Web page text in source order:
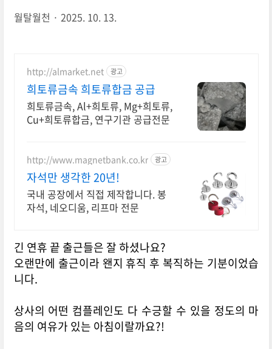
월탈월천 2025. 10. 13.
http://almarket.net 광고
희토류금속 희토류합금 공급
희토류금속, Al+희토류, Mg+희토류,
Cu+희토류합금, 연구기관 공급전문
http://www.magnetbank.co.kr 광고
자석만 생각한 20년!
국내 공장에서 직접 제작합니다. 봉
자석, 네오디움, 리프마 전문
긴 연휴 끝 출근들은 잘 하셨나요?
오랜만에 출근이라 왠지 휴직 후 복직하는 기분이었습
니다.
상사의 어떤 컴플레인도 다 수긍할 수 있을 정도의 마
음의 여유가 있는 아침이랄까요?!